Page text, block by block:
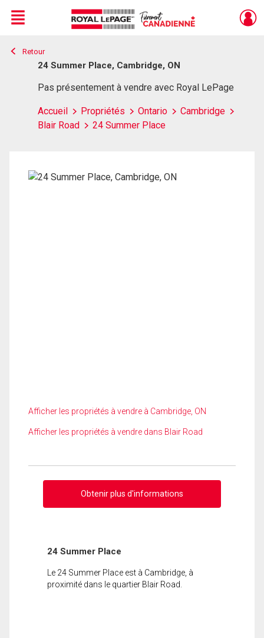
Live
En Direct
Menu
Retour
24 Summer Place, Cambridge, ON
Pas présentement à vendre avec Royal LePage
Accueil Propriétés Ontario
Cambridge
Blair Road
24 Summer Place
Afficher les propriétés à vendre à Cambridge, ON
Afficher les propriétés à vendre dans Blair Road
Obtenir plus d'informations
24 Summer Place
Le 24 Summer Place est à Cambridge, à
proximité dans le quartier Blair Road.